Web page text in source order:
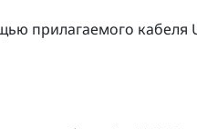
прилагаемого кабеля